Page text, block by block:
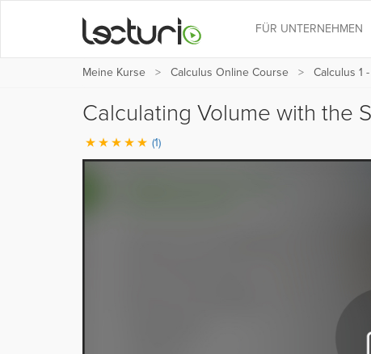
FÜR UNTERNEHMEN
Meine Kurse Calculus Online Course Calculus 1
Calculating Volume with the
(1)